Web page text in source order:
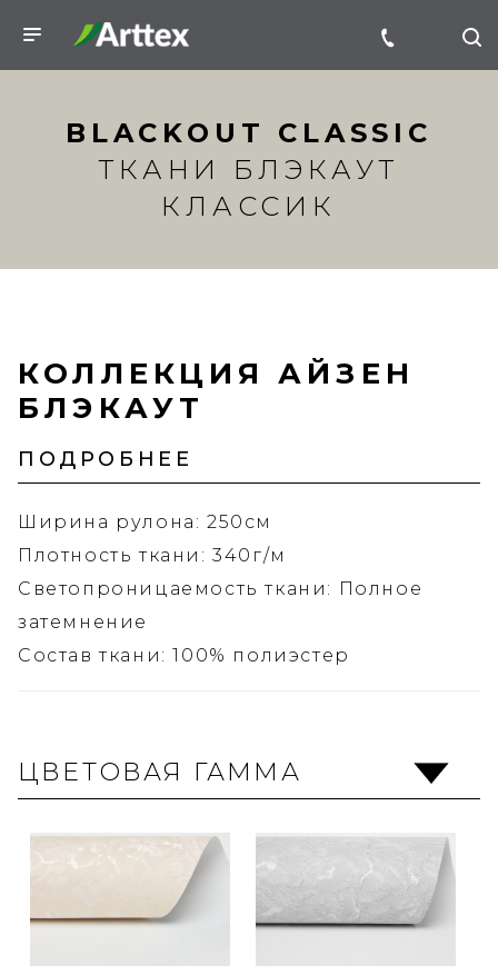
BLACKOUT CLASSIC
ТКАНИ БЛЭКАУТ
КЛАССИК
КОЛЛЕКЦИЯ АЙЗЕН
БЛЭКАУТ
ПОДРОБНЕЕ
Ширина рулона: 250см
Плотность ткани: 340г/м
Светопроницаемость ткани: Полное
затемнение
Состав ткани: 100% полиэстер
ЦВЕТОВАЯ ГАММА